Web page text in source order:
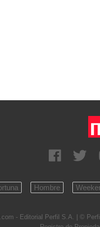
Hombre
- Editorial Perfil S.A.
| ©